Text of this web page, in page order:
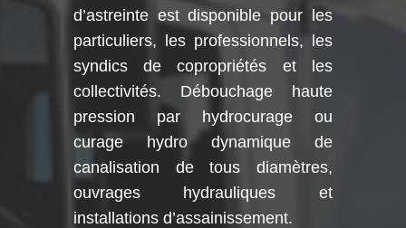
d’astreinte est disponible pour les
particuliers, les professionnels, les
syndics de copropriétés et les
collectivités. Débouchage haute
pression par hydrocurage ou
curage hydro dynamique de
canalisation de tous diamètres,
ouvrages hydrauliques et
installations d’assainissement.